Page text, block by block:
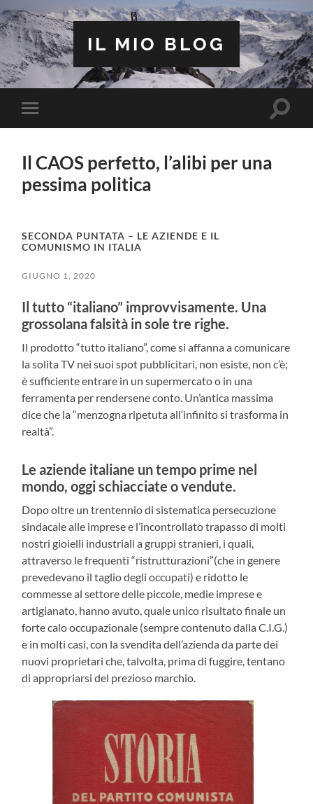
IL MIO BLOG
Attiva/disattiva
il
dispositivi
mobili
Il CAOS perfetto, l’alibi per una
pessima politica
SECONDA PUNTATA – LE AZIENDE E IL
COMUNISMO IN ITALIA
GIUGNO 1, 2020
Il tutto “italiano” improvvisamente. Una
grossolana falsità in sole tre righe.
Il prodotto “tutto italiano”, come si affanna a comunicare
la solita TV nei suoi spot pubblicitari, non esiste, non c’è;
è sufficiente entrare in un supermercato o in una
ferramenta per rendersene conto. Un’antica massima
dice che la “menzogna ripetuta all’infinito si trasforma in
realtà”.
Le aziende italiane un tempo prime nel
mondo, oggi schiacciate o vendute.
Dopo oltre un trentennio di sistematica persecuzione
sindacale alle imprese e l’incontrollato trapasso di molti
nostri gioielli industriali a gruppi stranieri, i quali,
attraverso le frequenti “ristrutturazioni”(che in genere
prevedevano il taglio degli occupati) e ridotto le
commesse al settore delle piccole, medie imprese e
artigianato, hanno avuto, quale unico risultato finale un
forte calo occupazionale (sempre contenuto dalla C.I.G.)
e in molti casi, con la svendita dell’azienda da parte dei
nuovi proprietari che, talvolta, prima di fuggire, tentano
di appropriarsi del prezioso marchio.